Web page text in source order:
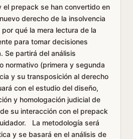
el prepack se han convertido en
derecho de la insolvencia
qué la mera lectura de la
para tomar decisiones
Se partirá del análisis
normativo (primera y segunda
y su transposición al derecho
con el estudio del diseño,
y homologación judicial de
su interacción con el prepack
La metodología será
y se basará en el análisis de